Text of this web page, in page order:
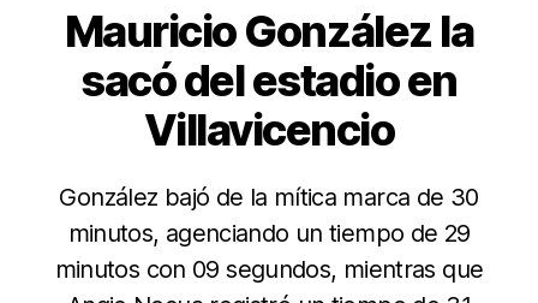
Mauricio González la
sacó del estadio en
Villavicencio
González bajó de la mítica marca de 30
minutos, agenciando un tiempo de 29
minutos con 09 segundos, mientras que